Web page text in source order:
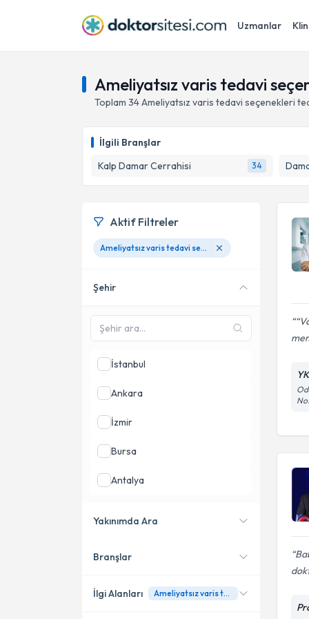
Uzmanlar
Ameliyatsız varis tedavi
Toplam 34Ameliyatsız varis tedavi seçenekleri
İlgili Branşlar
Kalp Damar Cerrahisi
34
Aktif Filtreler
Ameliyatsız varis tedavi seçenekleri
Şehir
İstanbul
Ankara
İzmir
Bursa
Antalya
Yakınımda Ara
Konumuma yakın uzmanları
Branşlar
İlgi Alanları Ameliyatsız varis tedavi seçenekleri